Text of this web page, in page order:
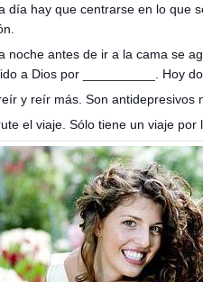
día hay que centrarse en lo que
noche antes de ir a la cama se
a Dios por __________. Hoy
y reír más. Son antidepresivos
el viaje. Sólo tiene un viaje